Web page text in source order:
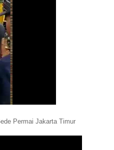
Permai Jakarta Timur